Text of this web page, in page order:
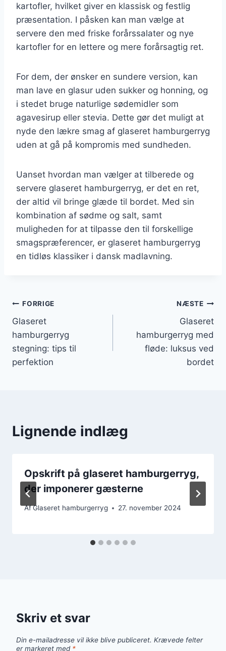
kartofler, hvilket giver en klassisk og festlig
præsentation. I påsken kan man vælge at
servere den med friske forårssalater og nye
kartofler for en lettere og mere forårsagtig ret.
For dem, der ønsker en sundere version, kan
man lave en glasur uden sukker og honning, og
i stedet bruge naturlige sødemidler som
agavesirup eller stevia. Dette gør det muligt at
nyde den lækre smag af glaseret hamburgerryg
uden at gå på kompromis med sundheden.
Uanset hvordan man vælger at tilberede og
servere glaseret hamburgerryg, er det en ret,
der altid vil bringe glæde til bordet. Med sin
kombination af sødme og salt, samt
muligheden for at tilpasse den til forskellige
smagspræferencer, er glaseret hamburgerryg
en tidløs klassiker i dansk madlavning.
Indlægsnavigation
FORRIGE
Glaseret
hamburgerryg
stegning: tips til
perfektion
NÆSTE
Glaseret
hamburgerryg med
fløde: luksus ved
bordet
Lignende indlæg
Opskrift på glaseret hamburgerryg,
der imponerer gæsterne
AfGlaseret hamburgerryg 27. november 2024
Skriv et svar
Din e-mailadresse vil ikke blive publiceret. Krævede felter
er markeret med *